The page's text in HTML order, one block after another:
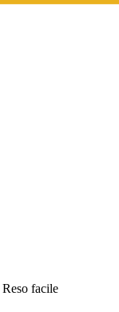
Reso facile